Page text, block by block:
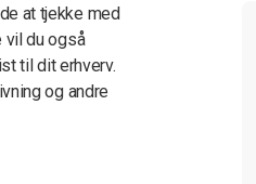
at tjekke med
vil du også
til dit erhverv.
og andre